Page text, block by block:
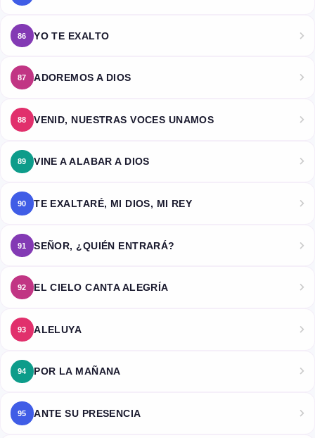
86 YO TE EXALTO
87 ADOREMOS A DIOS
88 VENID, NUESTRAS VOCES UNAMOS
89 VINE A ALABAR A DIOS
90 TE EXALTARÉ, MI DIOS, MI REY
91 SEÑOR, ¿QUIÉN ENTRARÁ?
92 EL CIELO CANTA ALEGRÍA
93 ALELUYA
94 POR LA MAÑANA
95 ANTE SU PRESENCIA